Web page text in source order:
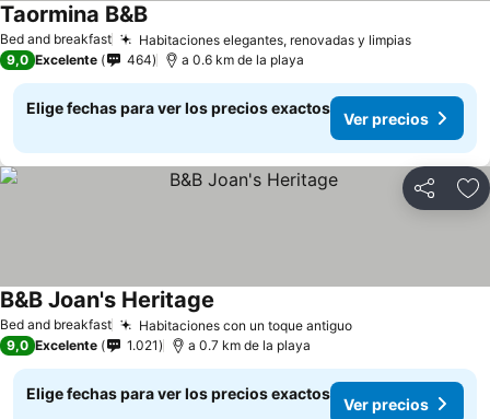
Bed and breakfast Habitaciones elegantes, renovadas y limpias
Taormina B&B
9,0 Excelente 464 a 0.6 km de la playa
Elige fechas para ver los precios exactos
Ver precios
Compartir
Bed and breakfast Habitaciones con un toque antiguo
B&B Joan's Heritage
9,0 Excelente 1.021 a 0.7 km de la playa
Elige fechas para ver los precios exactos
Ver precios